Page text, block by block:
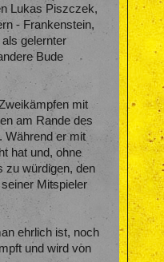
Lukas Piszczek,
- Frankenstein,
gelernter
Bude
mit
am Rande des
Während er mit
hat und, ohne
zu würdigen, den
Mitspieler
ehrlich ist, noch
und wird von